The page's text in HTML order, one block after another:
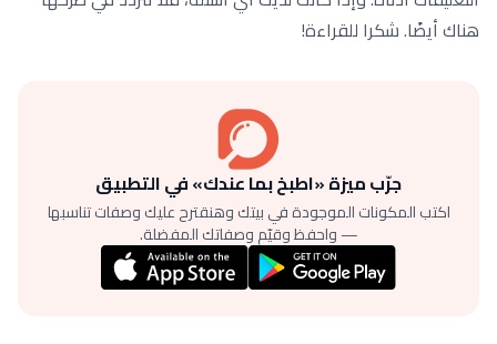
هناك أيضًا. شكرا للقراءة!
جرّب ميزة «اطبخ بما عندك» في التطبيق
اكتب المكونات الموجودة في بيتك وهنقترح عليك وصفات تناسبها
— واحفظ وقيّم وصفاتك المفضلة.